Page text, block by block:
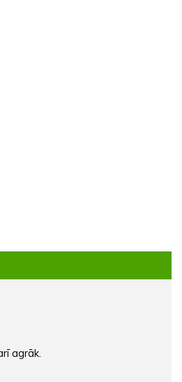
agrāk.